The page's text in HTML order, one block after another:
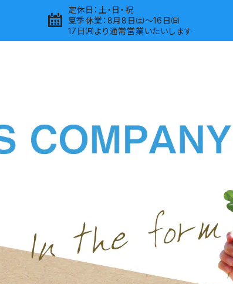
定休日：土・日・祝
夏季休業：8月8日㈯～16日㈰
17日㈪より通常営業いたいします